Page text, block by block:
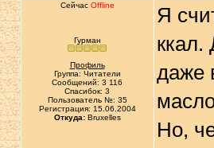
Сейчас Offline
Гурман
Профиль
Группа: Читатели
Сообщений: 3 116
Спасибок: 3
Пользователь №: 35
Регистрация: 15.06.2004
Откуда:Bruxelles
Я
ккал.
даже
Но,